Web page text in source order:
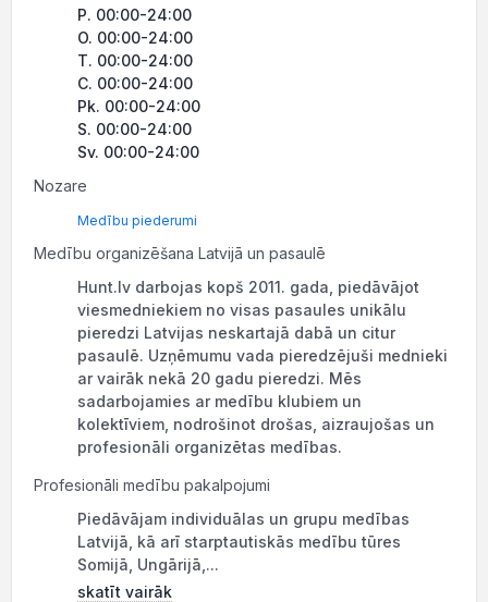
P. 00:00-24:00
O. 00:00-24:00
T. 00:00-24:00
C. 00:00-24:00
Pk. 00:00-24:00
S. 00:00-24:00
Sv. 00:00-24:00
Nozare
Medību piederumi
Medību organizēšana Latvijā un pasaulē
Hunt.lv darbojas kopš 2011. gada, piedāvājot
viesmedniekiem no visas pasaules unikālu
pieredzi Latvijas neskartajā dabā un citur
pasaulē. Uzņēmumu vada pieredzējuši mednieki
ar vairāk nekā 20 gadu pieredzi. Mēs
sadarbojamies ar medību klubiem un
kolektīviem, nodrošinot drošas, aizraujošas un
profesionāli organizētas medības.
Profesionāli medību pakalpojumi
Piedāvājam individuālas un grupu medības
Latvijā, kā arī starptautiskās medību tūres
Somijā, Ungārijā,...
skatīt vairāk